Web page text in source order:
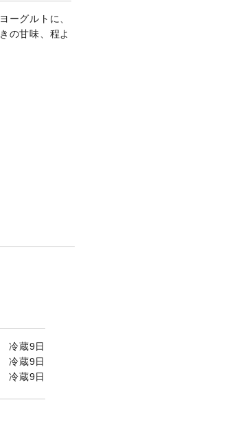
ーグルトに、
の甘味、程よ
日
日
日